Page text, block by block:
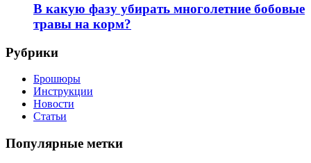
В какую фазу убирать многолетние бобовые
травы на корм?
Рубрики
Брошюры
Инструкции
Новости
Статьи
Популярные метки